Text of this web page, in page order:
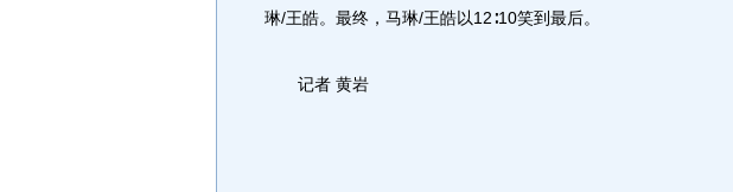
琳/王皓。最终，马琳/王皓以12∶10笑到最后。
记者 黄岩